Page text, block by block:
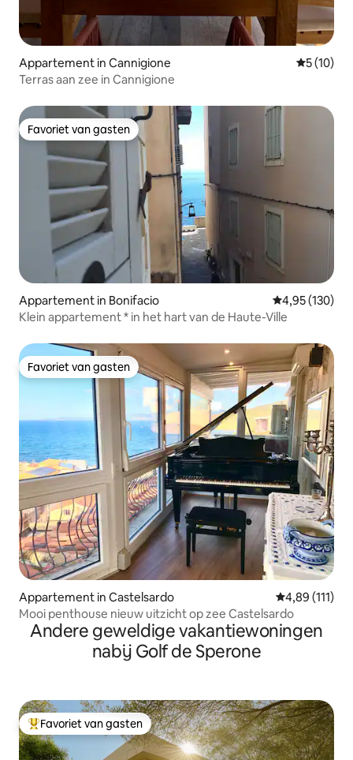
Appartement in Cannigione
5 (10)
Terras aan zee in Cannigione
Favoriet van gasten
Favoriet van gasten
Appartement in Bonifacio Gemiddelde
4,95 (130)
Klein appartement * in het hart van de Haute-Ville
Favoriet van gasten
Favoriet van gasten
Appartement in Castelsardo Gemiddelde
4,89 (111)
Mooi penthouse nieuw uitzicht op zee Castelsardo
Andere geweldige vakantiewoningen
nabij Golf de Sperone
Topfavoriet van gasten
Favoriet van gasten